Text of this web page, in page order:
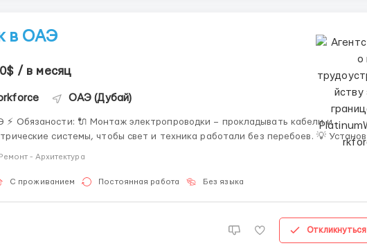
в ОАЭ
/ в месяц
ОАЭ (Дубай)
кабели и
системы, чтобы свет и техника работали без перебоев. 💡 Установка
- Архитектура
С проживанием Постоянная работа Без языка
Откликнуться